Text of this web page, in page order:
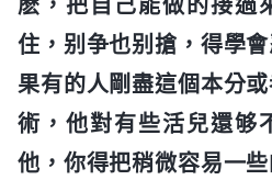
住，别争也别搶，得學
果有的人剛盡這個本分
術，他對有些活兒還够
他，你得把稍微容易一